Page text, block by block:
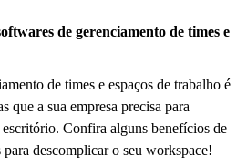
de gerenciamento de times e
de times e espaços de trabalho é
que a sua empresa precisa para
Confira alguns benefícios de
descomplicar o seu workspace!